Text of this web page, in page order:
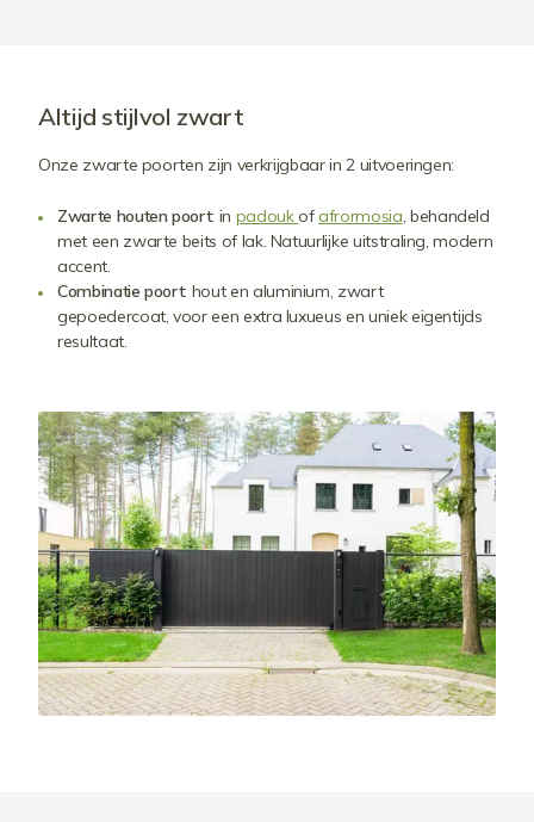
Altijd stijlvol zwart
Onze zwarte poorten zijn verkrijgbaar in 2 uitvoeringen:
Zwarte houten poort: in padoukofafrormosia, behandeld
met een zwarte beits of lak. Natuurlijke uitstraling, modern
accent.
Combinatie poort: hout en aluminium, zwart
gepoedercoat, voor een extra luxueus en uniek eigentijds
resultaat.